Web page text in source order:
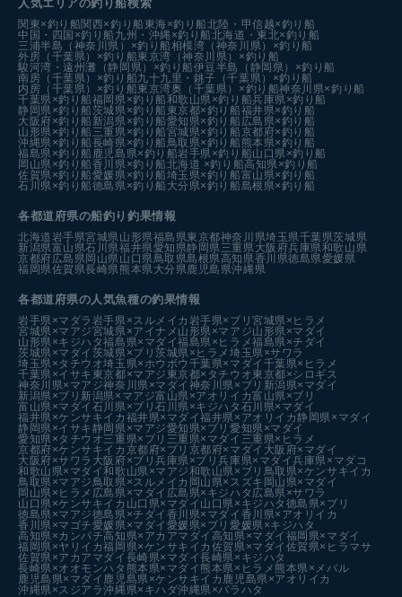
人気エリアの釣り船検索
関東×釣り船関西×釣り船 東海×釣り船北陸・甲信越×釣り船
中国・四国×釣り船 九州・沖縄×釣り船北海道・東北×釣り船
三浦半島（神奈川県）×釣り船相模湾（神奈川県）×釣り船
外房（千葉県）×釣り船東京湾（神奈川県）×釣り船
駿河湾・遠州灘（静岡県）×釣り船伊豆半島（静岡県）×釣り船
南房（千葉県）×釣り船九十九里・銚子（千葉県）×釣り船
内房（千葉県）×釣り船東京湾奥（千葉県）×釣り船神奈川県×釣り船
千葉県×釣り船福岡県×釣り船和歌山県×釣り船兵庫県×釣り船
静岡県×釣り船茨城県×釣り船 東京都×釣り船福井県×釣り船
大阪府×釣り船 新潟県×釣り船愛知県×釣り船 広島県×釣り船
山形県×釣り船 三重県×釣り船宮城県×釣り船京都府×釣り船
沖縄県×釣り船長崎県×釣り船 鳥取県×釣り船 熊本県×釣り船
福島県×釣り船 鹿児島県×釣り船岩手県×釣り船山口県×釣り船
岡山県×釣り船香川県×釣り船北海道 ×釣り船高知県×釣り船
佐賀県×釣り船愛媛県×釣り船埼玉県×釣り船富山県×釣り船
石川県×釣り船徳島県×釣り船 大分県×釣り船島根県×釣り船
各都道府県の船釣り釣果情報
北海道 岩手県宮城県 山形県福島県東京都神奈川県埼玉県千葉県茨城県
新潟県富山県石川県福井県愛知県静岡県 三重県 大阪府兵庫県和歌山県
京都府広島県岡山県 山口県 鳥取県島根県高知県香川県徳島県愛媛県
福岡県佐賀県長崎県 熊本県 大分県 鹿児島県沖縄県
各都道府県の人気魚種の釣果情報
岩手県×マダラ 岩手県×スルメイカ 岩手県×ブリ宮城県×ヒラメ
宮城県×マアジ宮城県×アイナメ 山形県×マアジ山形県×マダイ
山形県×キジハタ福島県×マダイ福島県×ヒラメ福島県×チダイ
茨城県×マダイ 茨城県×ブリ茨城県×ヒラメ埼玉県×サワラ
埼玉県×タチウオ埼玉県×ホウボウ 千葉県×マダイ 千葉県×ヒラメ
千葉県×イサキ 東京都×マアジ 東京都×タチウオ東京都×シロギス
神奈川県×マアジ神奈川県×マダイ 神奈川県×ブリ 新潟県×マダイ
新潟県×ブリ 新潟県×マアジ富山県×アオリイカ富山県×ブリ
富山県×マダイ 石川県×ブリ石川県×キジハタ 石川県×マダイ
福井県×ケンサキイカ 福井県×マダイ福井県×アオリイカ静岡県×マダイ
静岡県×イサキ静岡県×マアジ愛知県×ブリ愛知県×マダイ
愛知県×タチウオ三重県×ブリ 三重県×マダイ 三重県×ヒラメ
京都府×ケンサキイカ 京都府×ブリ 京都府×マダイ 大阪府×マダイ
大阪府×サワラ 大阪府×ブリ兵庫県×ブリ兵庫県×マダイ兵庫県×マダコ
和歌山県×マダイ和歌山県×マアジ和歌山県×ブリ 鳥取県×ケンサキイカ
鳥取県×マアジ 鳥取県×スルメイカ 岡山県×スズキ 岡山県×マダイ
岡山県×ヒラメ 広島県×マダイ 広島県×キジハタ 広島県×サワラ
山口県×ケンサキイカ 山口県×マダイ 山口県×キジハタ 徳島県×ブリ
徳島県×マアジ徳島県×チダイ 香川県×マダイ 香川県×アオリイカ
香川県×マゴチ愛媛県×マダイ 愛媛県×ブリ愛媛県×キジハタ
高知県×カンパチ高知県×アカアマダイ 高知県×マダイ 福岡県×マダイ
福岡県×ヤリイカ福岡県×ケンサキイカ 佐賀県×マダイ 佐賀県×ヒラマサ
佐賀県×アカアマダイ 長崎県×マダイ長崎県×キジハタ
長崎県×オオモンハタ 熊本県×マダイ 熊本県×ヒラメ 熊本県×メバル
鹿児島県×マダイ 鹿児島県×ケンサキイカ 鹿児島県×アオリイカ
沖縄県×スジアラ沖縄県×キハダ沖縄県×バラハタ